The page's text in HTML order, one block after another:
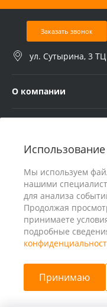
Мы используем
нашими
для анализа
Продолжая
принимаете
подробные
Принимаю
Заказать звонок
ул. Сутырина, 3 ТЦ
О компании